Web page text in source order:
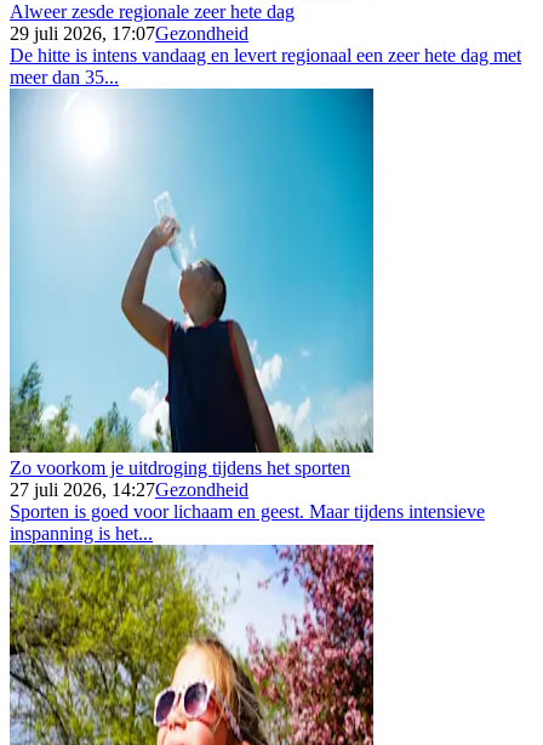
Alweer zesde regionale zeer hete dag
29 juli 2026, 17:07Gezondheid
De hitte is intens vandaag en levert regionaal een zeer hete dag met
meer dan 35...
Zo voorkom je uitdroging tijdens het sporten
27 juli 2026, 14:27Gezondheid
Sporten is goed voor lichaam en geest. Maar tijdens intensieve
inspanning is het...